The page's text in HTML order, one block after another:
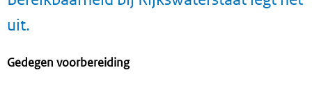
uit.
Gedegen voorbereiding